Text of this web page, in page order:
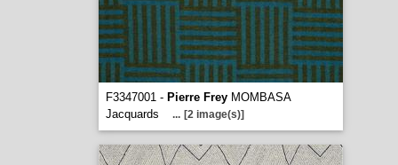
F3347001 - Pierre FreyMOMBASA
Jacquards
... [2 image(s)]